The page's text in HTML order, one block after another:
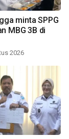
minta SPPG
MBG 3B di
2026